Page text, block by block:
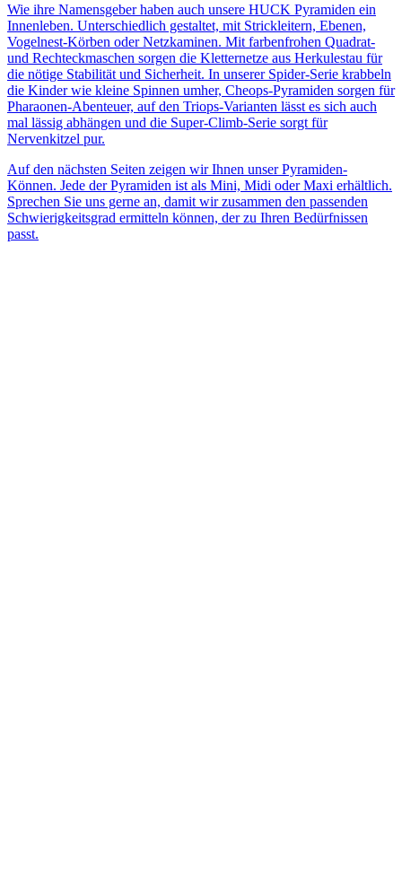
Wie ihre Namensgeber haben auch unsere HUCK Pyramiden ein
Innenleben. Unterschiedlich gestaltet, mit Strickleitern, Ebenen,
Vogelnest-Körben oder Netzkaminen. Mit farbenfrohen Quadrat-
und Rechteckmaschen sorgen die Kletternetze aus Herkulestau für
die nötige Stabilität und Sicherheit. In unserer Spider-Serie krabbeln
die Kinder wie kleine Spinnen umher, Cheops-Pyramiden sorgen für
Pharaonen-Abenteuer, auf den Triops-Varianten lässt es sich auch
mal lässig abhängen und die Super-Climb-Serie sorgt für
Nervenkitzel pur.
Auf den nächsten Seiten zeigen wir Ihnen unser Pyramiden-
Können. Jede der Pyramiden ist als Mini, Midi oder Maxi erhältlich.
Sprechen Sie uns gerne an, damit wir zusammen den passenden
Schwierigkeitsgrad ermitteln können, der zu Ihren Bedürfnissen
passt.